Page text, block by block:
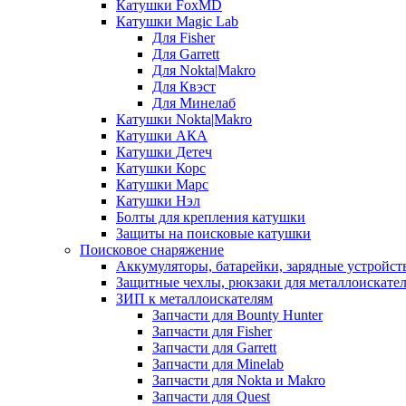
Катушки FoxMD
Катушки Magic Lab
Для Fisher
Для Garrett
Для Nokta|Makro
Для Квэст
Для Минелаб
Катушки Nokta|Makro
Катушки АКА
Катушки Детеч
Катушки Корс
Катушки Марс
Катушки Нэл
Болты для крепления катушки
Защиты на поисковые катушки
Поисковое снаряжение
Аккумуляторы, батарейки, зарядные
Защитные чехлы, рюкзаки для
ЗИП к металлоискателям
Запчасти для Bounty Hunter
Запчасти для Fisher
Запчасти для Garrett
Запчасти для Minelab
Запчасти для Nokta и Makro
Запчасти для Quest